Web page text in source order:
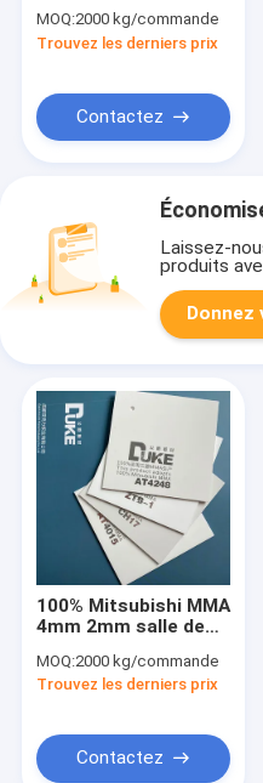
MOQ:2000 kg/commande
Trouvez les derniers prix
Contactez
Laissez-
produits
Donnez
100% Mitsubishi MMA
4mm 2mm salle de
acryliques 8x4ft
MOQ:2000 kg/commande
Trouvez les derniers prix
Contactez